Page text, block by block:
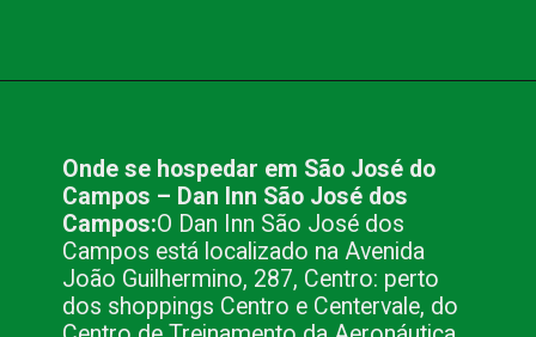
Onde se hospedar em São José do
Campos – Dan Inn São José dos
Campos:O Dan Inn São José dos
Campos está localizado na Avenida
João Guilhermino, 287, Centro: perto
dos shoppings Centro e Centervale, do